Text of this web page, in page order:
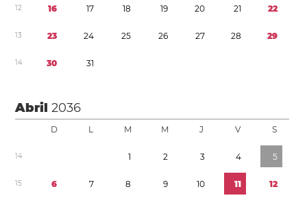
12 16 17 18 19 20 21 22
13 23 24 25 26 27 28 29
14 30 31
Abril2036
D L M M J V S
14 1 2 3 4 5
15 6 7 8 9 10 11 12